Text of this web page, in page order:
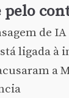
pelo
de
ligada à
a